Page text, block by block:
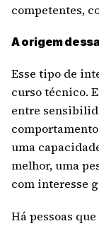
competentes,
A origem
Esse tipo de
curso técnico.
entre
uma
melhor, uma
com interesse
Há pessoas